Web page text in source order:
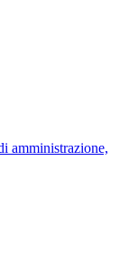
amministrazione,